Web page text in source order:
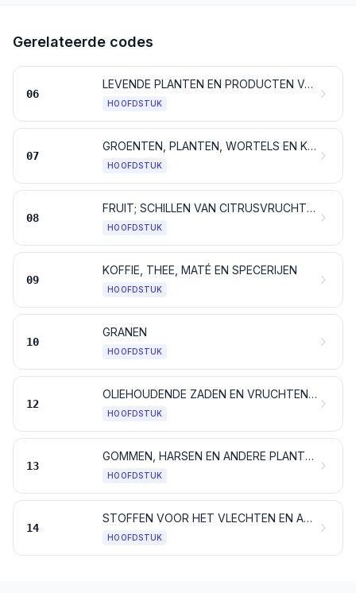
Gerelateerde codes
06
LEVENDE PLANTEN EN PRODUCTEN VAN DE BLOEMENTEELT
HOOFDSTUK
07
GROENTEN, PLANTEN, WORTELS EN KNOLLEN, VOOR VOEDINGSDOELEINDEN
HOOFDSTUK
08
FRUIT; SCHILLEN VAN CITRUSVRUCHTEN EN VAN MELOENEN
HOOFDSTUK
09
KOFFIE, THEE, MATÉ EN SPECERIJEN
HOOFDSTUK
10
GRANEN
HOOFDSTUK
12
OLIEHOUDENDE ZADEN EN VRUCHTEN; ALLERLEI ZADEN, ZAAIGOED EN VRUCHTEN; PLANTEN VOOR INDUSTRIEEL EN VOOR GENEESKUNDIG GEBRUIK; STRO EN VOEDER
HOOFDSTUK
13
GOMMEN, HARSEN EN ANDERE PLANTENSAPPEN EN PLANTENEXTRACTEN
HOOFDSTUK
14
STOFFEN VOOR HET VLECHTEN EN ANDERE PRODUCTEN VAN PLANTAARDIGE OORSPRONG, ELDERS GENOEMD NOCH ELDERS ONDER BEGREPEN
HOOFDSTUK